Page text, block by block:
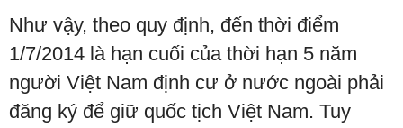
Như vậy, theo quy định, đến thời điểm
1/7/2014 là hạn cuối của thời hạn 5 năm
người Việt Nam định cư ở nước ngoài phải
đăng ký để giữ quốc tịch Việt Nam. Tuy